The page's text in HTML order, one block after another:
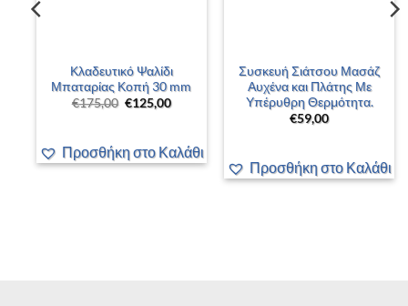
Κλαδευτικό Ψαλίδι
Μπαταρίας Κοπή 30 mm
€175,00 Original
€125,00Η
€125,00.
Προσθήκη στο Καλάθι
Συσκευή Σιάτσου Μασάζ
Αυχένα και Πλάτης Με
Υπέρυθρη Θερμότητα.
€59,00
Προσθήκη στο Καλάθι